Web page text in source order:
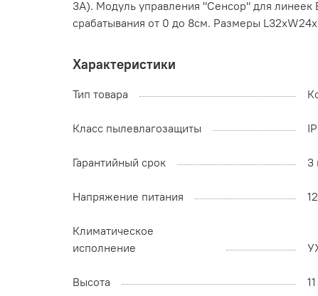
3А). Модуль управления "Сенсор" для линеек
срабатывания от 0 до 8см. Размеры
Характеристики
Тип товара
Класс пылевлагозащиты
Гарантийный срок 3
Напряжение питания
Климатическое
исполнение
Высота